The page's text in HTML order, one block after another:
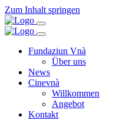
Zum Inhalt springen
Fundaziun Vnà
Über uns
News
Cinevnà
Willkommen
Angebot
Kontakt